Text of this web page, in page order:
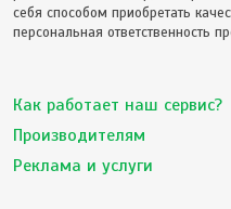
себя способом приобретать
персональная ответственность
Как работает наш сервис?
Производителям
Реклама и услуги